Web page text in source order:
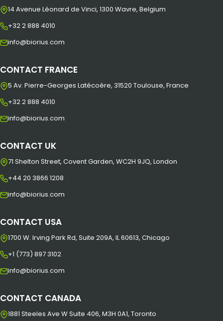
14 Avenue Léonard de Vinci, 1300 Wavre, Belgium
+32 2 888 4010
info@biorius.com
CONTACT FRANCE
5 Av. Pierre-Georges Latécoère, 31520 Toulouse, France
+32 2 888 4010
info@biorius.com
CONTACT UK
71 Shelton Street, Covent Garden, WC2H 9JQ, London
+44 20 3866 1208
info@biorius.com
CONTACT USA
1700 W. Irving Park Rd, Suite 209A, IL 60613, Chicago
+1 (773) 897 3102
info@biorius.com
CONTACT CANADA
1881 Steeles Ave W Suite 406, M3H 0A1, Toronto